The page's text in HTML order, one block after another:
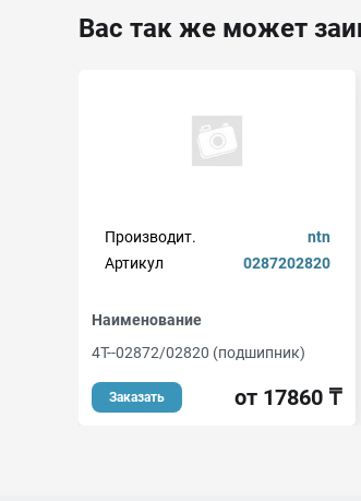
Вас так же может
Производит.
ntn
Артикул
0287202820
Наименование
4T--02872/02820 (подшипник)
Заказать от 17860 ₸